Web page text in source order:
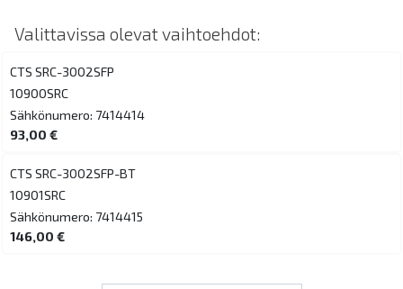
Valittavissa olevat vaihtoehdot:
CTS SRC-3002SFP
10900SRC
Sähkönumero: 7414414
93,00 €
CTS SRC-3002SFP-BT
10901SRC
Sähkönumero: 7414415
146,00 €